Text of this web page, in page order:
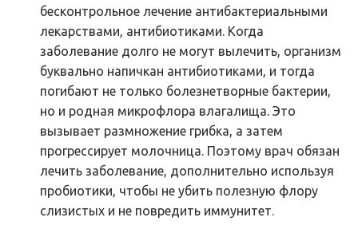
бесконтрольное лечение антибактериальными
лекарствами, антибиотиками. Когда
заболевание долго не могут вылечить, организм
буквально напичкан антибиотиками, и тогда
погибают не только болезнетворные бактерии,
но и родная микрофлора влагалища. Это
вызывает размножение грибка, а затем
прогрессирует молочница. Поэтому врач обязан
лечить заболевание, дополнительно используя
пробиотики, чтобы не убить полезную флору
слизистых и не повредить иммунитет.